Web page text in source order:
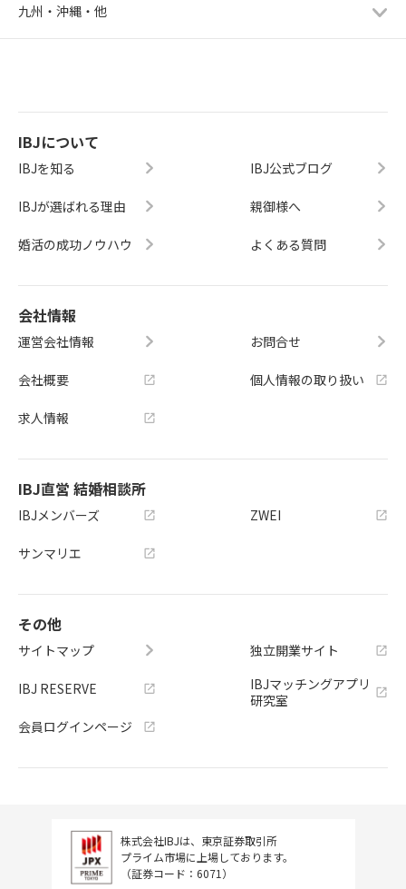
九州・沖縄・他
IBJについて
IBJを知る
IBJが選ばれる理由
婚活の成功ノウハウ
IBJ公式ブログ
親御様へ
よくある質問
会社情報
運営会社情報
会社概要
求人情報
お問合せ
個人情報の取り扱い
IBJ直営 結婚相談所
IBJメンバーズ
サンマリエ
ZWEI
その他
サイトマップ
IBJ RESERVE
会員ログインページ
独立開業サイト
IBJマッチングアプリ
研究室
株式会社IBJは、東京証券取引所
プライム市場に上場しております。
（証券コード：6071）